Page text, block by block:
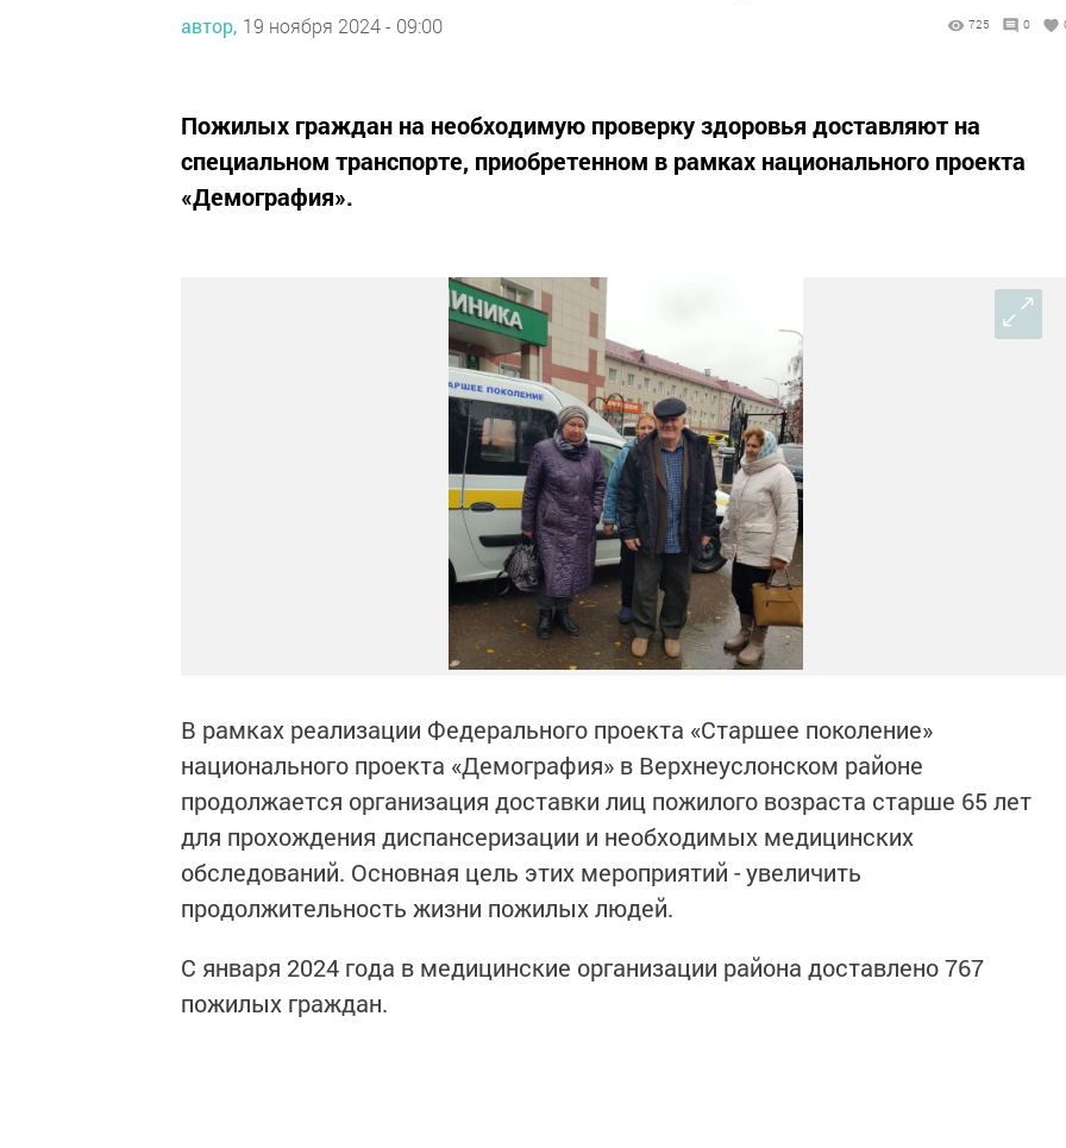
автор, 19 ноября 2024 - 09:00 725 0
Пожилых граждан на необходимую проверку здоровья доставляют на
специальном транспорте, приобретенном в рамках национального проекта
«Демография».
В рамках реализации Федерального проекта «Старшее поколение»
национального проекта «Демография» в Верхнеуслонском районе
продолжается организация доставки лиц пожилого возраста старше 65 лет
для прохождения диспансеризации и необходимых медицинских
обследований. Основная цель этих мероприятий - увеличить
продолжительность жизни пожилых людей.
С января 2024 года в медицинские организации района доставлено 767
пожилых граждан.